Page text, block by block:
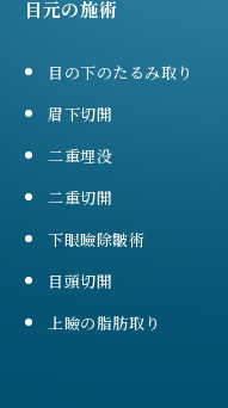
目元の施術
目の下のたるみ取り
眉下切開
二重埋没
二重切開
下眼瞼除皺術
目頭切開
上瞼の脂肪取り